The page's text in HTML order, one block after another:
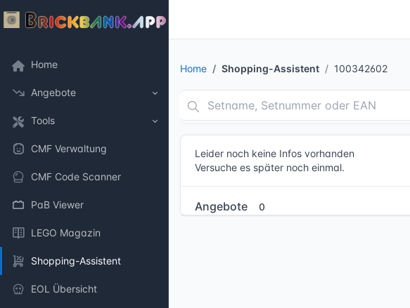
Home
Angebote
Tools
CMF Verwaltung
CMF Code Scanner
PaB Viewer
LEGO Magazin
Shopping-Assistent
EOL Übersicht
Home Shopping-Assistent 100342602
Leider noch keine Infos vorhanden
Versuche es später noch einmal.
Angebote 0